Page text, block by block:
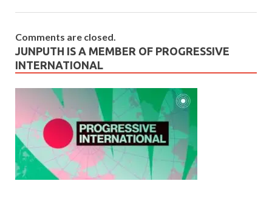
Comments are closed.
JUNPUTH IS A MEMBER OF PROGRESSIVE
INTERNATIONAL